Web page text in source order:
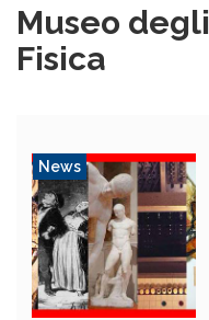
Museo
Fisica
News